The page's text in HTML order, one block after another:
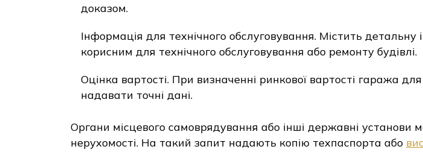
доказом.
Інформація для технічного обслуговування. Містить
корисним для технічного обслуговування або ремонту будівлі.
Оцінка вартості. При визначенні ринкової вартості гаража
надавати точні дані.
Органи місцевого самоврядування або інші державні установи
нерухомості. На такий запит надають копію техпаспорта або